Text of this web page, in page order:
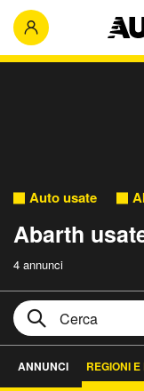
Auto usate
Abarth
4 annunci
ANNUNCI REGIONI